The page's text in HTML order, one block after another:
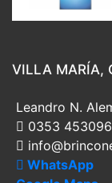
VILLA MARÍA,
Leandro N.
0353
WhatsApp